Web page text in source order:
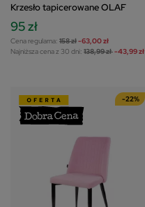
Krzesło tapicerowane OLAF
95 zł
Cena regularna: 158 zł-63,00 zł
Najniższa cena z 30 dni: 138,99 zł-43,99 zł
-22%